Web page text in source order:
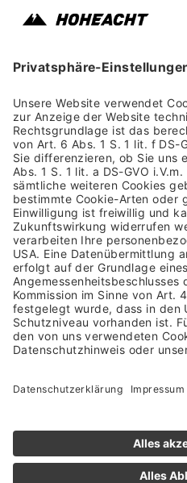
Impressum
Allgemeine
Datenschutzhinweis
Barrierefreiheit
Rücksendung
Versandkosten & Lieferung
Zahlungsarten
Altgeräterücknahme &